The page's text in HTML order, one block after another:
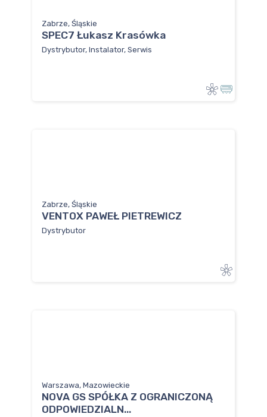
Zabrze, Śląskie
SPEC7 Łukasz Krasówka
Dystrybutor, Instalator, Serwis
Zabrze, Śląskie
VENTOX PAWEŁ PIETREWICZ
Dystrybutor
Warszawa, Mazowieckie
NOVA GS SPÓŁKA Z OGRANICZONĄ
ODPOWIEDZIALN...